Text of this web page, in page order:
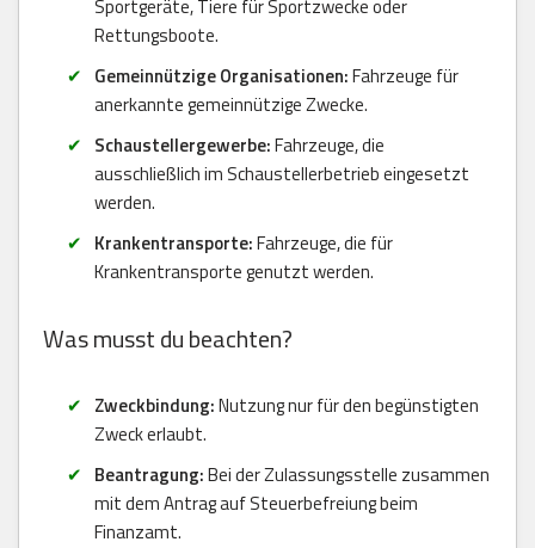
Sportgeräte, Tiere für Sportzwecke oder
Rettungsboote.
Gemeinnützige Organisationen:Fahrzeuge für
anerkannte gemeinnützige Zwecke.
Schaustellergewerbe:Fahrzeuge, die
ausschließlich im Schaustellerbetrieb eingesetzt
werden.
Krankentransporte:Fahrzeuge, die für
Krankentransporte genutzt werden.
Was musst du beachten?
Zweckbindung:Nutzung nur für den begünstigten
Zweck erlaubt.
Beantragung:Bei der Zulassungsstelle zusammen
mit dem Antrag auf Steuerbefreiung beim
Finanzamt.